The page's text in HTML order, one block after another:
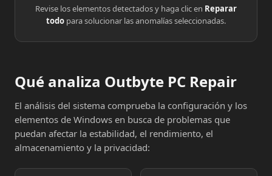
Revise los elementos detectados y haga clic en Reparar
todo para solucionar las anomalías seleccionadas.
Qué analiza Outbyte PC Repair
El análisis del sistema comprueba la configuración y los
elementos de Windows en busca de problemas que
puedan afectar la estabilidad, el rendimiento, el
almacenamiento y la privacidad: